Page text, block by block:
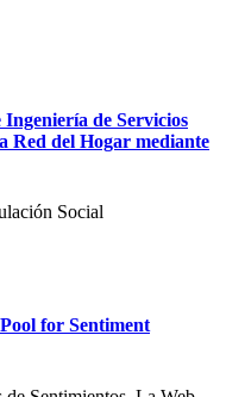
de Servicios
Red del Hogar mediante
Social
for Sentiment